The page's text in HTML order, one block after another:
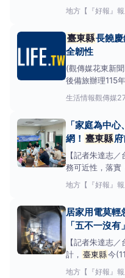
21、26、26-1
重新招標，訂
關產業投資開發
地方 【『好報』
臺東縣長饒
全韌性
(觀傳媒花東新
後備旅辦理115年
動，縣長饒慶鈴
曾仁政、 臺東縣
示，這梯共339
長達
生活情報觀傳媒
「家庭為中
網！ 臺東縣
【記者朱達志
務可近性，落實
會安全網服務精
福利服務中心
在地網絡單位共
及
地方 【『好報』
居家用電莫
「五不一沒有」
【記者朱達志
計， 臺東縣今
因素引發的建築
地方 【『好報』